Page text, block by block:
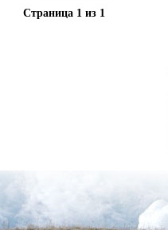
Страница 1из 1